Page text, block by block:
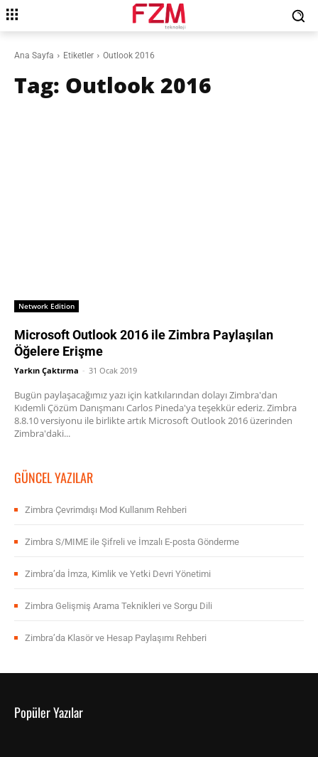
Ana Sayfa Etiketler Outlook 2016
Tag: Outlook 2016
Network Edition
Microsoft Outlook 2016 ile Zimbra Paylaşılan
Öğelere Erişme
Yarkın Çaktırma - 31 Ocak 2019
Bugün paylaşacağımız yazı için katkılarından dolayı Zimbra'dan
Kıdemli Çözüm Danışmanı Carlos Pineda'ya teşekkür ederiz. Zimbra
8.8.10 versiyonu ile birlikte artık Microsoft Outlook 2016 üzerinden
Zimbra'daki...
GÜNCEL YAZILAR
Zimbra Çevrimdışı Mod Kullanım Rehberi
Zimbra S/MIME ile Şifreli ve İmzalı E-posta Gönderme
Zimbra’da İmza, Kimlik ve Yetki Devri Yönetimi
Zimbra Gelişmiş Arama Teknikleri ve Sorgu Dili
Zimbra’da Klasör ve Hesap Paylaşımı Rehberi
Popüler Yazılar